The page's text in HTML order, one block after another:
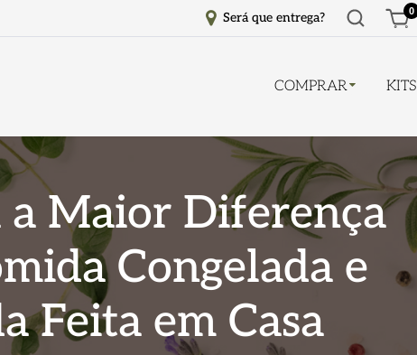
Será que entrega?
Abrir
busca
0
COMPRAR KITS
a Maior Diferença
Congelada e
Feita em Casa